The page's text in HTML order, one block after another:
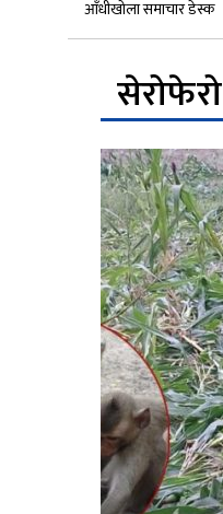
आँधीखोला समाचार डेस्क
सेरोफेरो